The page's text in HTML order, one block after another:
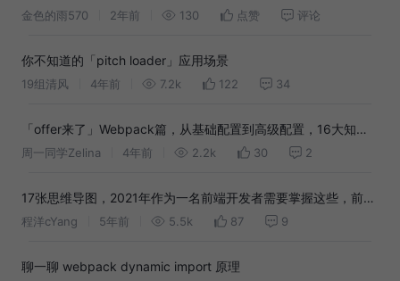
程 ,全局换肤配置 ,pinia 用全局状态,
金色的雨570 2年前 130 点赞 评论
你不知道的「pitch loader」应用场景
19组清风 4年前 7.2k 122 34
「offer来了」Webpack篇，从基础配置到高级配置，16大知识
点带你巩固webpack知识体系
周一同学Zelina 4年前 2.2k 30 2
17张思维导图，2021年作为一名前端开发者需要掌握这些，前端
面试复习资料参考大纲
程洋cYang 5年前 5.5k 87 9
聊一聊 webpack dynamic import 原理